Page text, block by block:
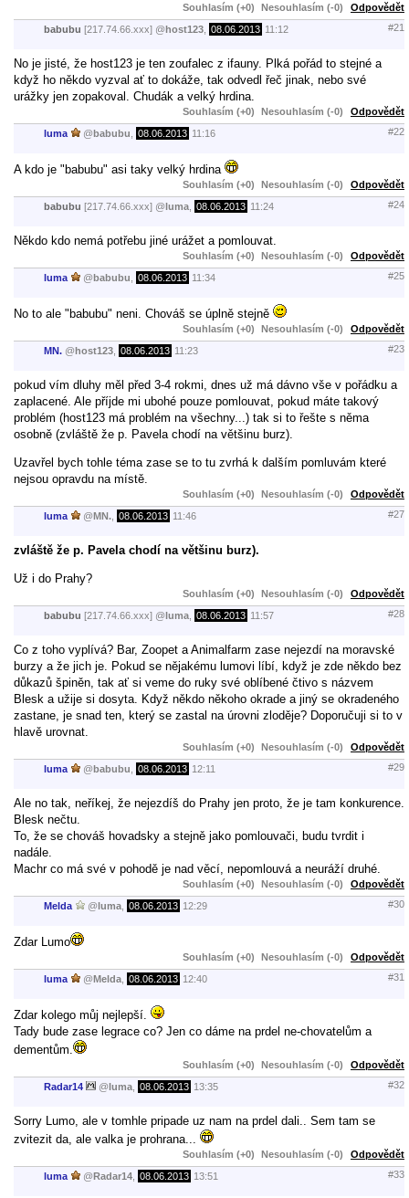
Souhlasím (+0) Nesouhlasím (-0) Odpovědět
babubu [217.74.66.xxx] @host123 08.06.2013 11:12 #21
No je jisté, že host123 je ten zoufalec z ifauny. Plká pořád to stejné a
když ho někdo vyzval ať to dokáže, tak odvedl řeč jinak, nebo své
urážky jen zopakoval. Chudák a velký hrdina.
Souhlasím (+0) Nesouhlasím (-0) Odpovědět
luma @babubu 08.06.2013 11:16 #22
A kdo je "babubu" asi taky velký hrdina
Souhlasím (+0) Nesouhlasím (-0) Odpovědět
babubu [217.74.66.xxx] @luma 08.06.2013 11:24 #24
Někdo kdo nemá potřebu jiné urážet a pomlouvat.
Souhlasím (+0) Nesouhlasím (-0) Odpovědět
luma @babubu 08.06.2013 11:34 #25
No to ale "babubu" neni. Chováš se úplně stejně
Souhlasím (+0) Nesouhlasím (-0) Odpovědět
MN. @host123 08.06.2013 11:23 #23
pokud vím dluhy měl před 3-4 rokmi, dnes už má dávno vše v pořádku a
zaplacené. Ale příjde mi ubohé pouze pomlouvat, pokud máte takový
problém (host123 má problém na všechny...) tak si to řešte s něma
osobně (zvláště že p. Pavela chodí na většinu burz).
Uzavřel bych tohle téma zase se to tu zvrhá k dalším pomluvám které
nejsou opravdu na místě.
Souhlasím (+0) Nesouhlasím (-0) Odpovědět
luma @MN. 08.06.2013 11:46 #27
zvláště že p. Pavela chodí na většinu burz).
Už i do Prahy?
Souhlasím (+0) Nesouhlasím (-0) Odpovědět
babubu [217.74.66.xxx] @luma 08.06.2013 11:57 #28
Co z toho vyplívá? Bar, Zoopet a Animalfarm zase nejezdí na moravské
burzy a že jich je. Pokud se nějakému lumovi líbí, když je zde někdo bez
důkazů špiněn, tak ať si veme do ruky své oblíbené čtivo s názvem
Blesk a užije si dosyta. Když někdo někoho okrade a jiný se okradeného
zastane, je snad ten, který se zastal na úrovni zloděje? Doporučuji si to v
hlavě urovnat.
Souhlasím (+0) Nesouhlasím (-0) Odpovědět
luma @babubu 08.06.2013 12:11 #29
Ale no tak, neříkej, že nejezdíš do Prahy jen proto, že je tam konkurence.
Blesk nečtu.
To, že se chováš hovadsky a stejně jako pomlouvači, budu tvrdit i
nadále.
Machr co má své v pohodě je nad věcí, nepomlouvá a neuráží druhé.
Souhlasím (+0) Nesouhlasím (-0) Odpovědět
Melda @luma 08.06.2013 12:29 #30
Zdar Lumo
Souhlasím (+0) Nesouhlasím (-0) Odpovědět
luma @Melda 08.06.2013 12:40 #31
Zdar kolego můj nejlepší.
Tady bude zase legrace co? Jen co dáme na prdel ne-chovatelům a
dementům.
Souhlasím (+0) Nesouhlasím (-0) Odpovědět
Radar14 @luma 08.06.2013 13:35 #32
Sorry Lumo, ale v tomhle pripade uz nam na prdel dali.. Sem tam se
zvitezit da, ale valka je prohrana...
Souhlasím (+0) Nesouhlasím (-0) Odpovědět
luma @Radar14 08.06.2013 13:51 #33